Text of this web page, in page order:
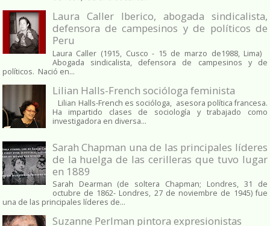
Laura Caller Iberico, abogada sindicalista,
defensora de campesinos y de políticos de
Peru
Laura Caller (1915, Cusco - 15 de marzo de1988, Lima)
Abogada sindicalista, defensora de campesinos y de
políticos. Nació en...
Lilian Halls-French socióloga feminista
Lilian Halls-French es socióloga, asesora política francesa.
Ha impartido clases de sociología y trabajado como
investigadora en diversa...
Sarah Chapman una de las principales líderes
de la huelga de las cerilleras que tuvo lugar
en 1889
Sarah Dearman (de soltera Chapman; Londres, 31 de
octubre de 1862​- Londres, 27 de noviembre de 1945)​ fue
una de las principales líderes de...
Suzanne Perlman pintora expresionistas